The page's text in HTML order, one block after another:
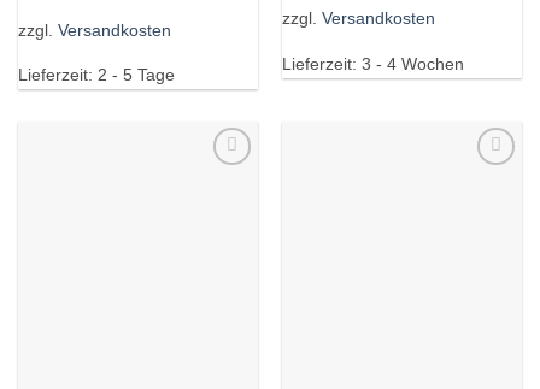
zzgl. Versandkosten
Lieferzeit: 2 - 5 Tage
zzgl. Versandkosten
Lieferzeit: 3 - 4 Wochen